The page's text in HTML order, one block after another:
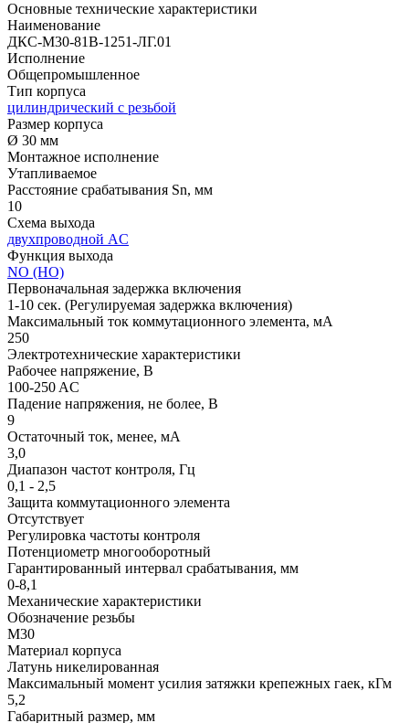
Основные технические характеристики
Наименование
ДКС-М30-81В-1251-ЛГ.01
Исполнение
Общепромышленное
Тип корпуса
цилиндрический с резьбой
Размер корпуса
Ø 30 мм
Монтажное исполнение
Утапливаемое
Расстояние срабатывания Sn, мм
10
Схема выхода
двухпроводной AC
Функция выхода
NO (НО)
Первоначальная задержка включения
1-10 сек. (Регулируемая задержка включения)
Максимальный ток коммутационного элемента, мА
250
Электротехнические характеристики
Рабочее напряжение, В
100-250 AC
Падение напряжения, не более, В
9
Остаточный ток, менее, мА
3,0
Диапазон частот контроля, Гц
0,1 - 2,5
Защита коммутационного элемента
Отсутствует
Регулировка частоты контроля
Потенциометр многооборотный
Гарантированный интервал срабатывания, мм
0-8,1
Механические характеристики
Обозначение резьбы
М30
Материал корпуса
Латунь никелированная
Максимальный момент усилия затяжки крепежных гаек, кГм
5,2
Габаритный размер, мм